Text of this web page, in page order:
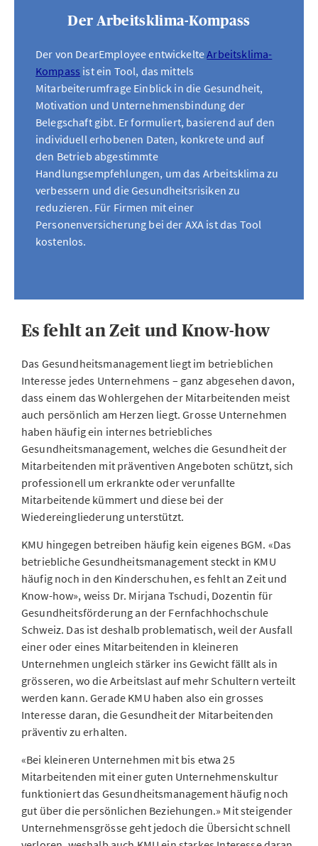
Der Arbeitsklima-Kompass
Der von DearEmployee entwickelteArbeitsklima-
Kompass ist ein Tool, das mittels
Mitarbeiterumfrage Einblick in die Gesundheit,
Motivation und Unternehmensbindung der
Belegschaft gibt. Er formuliert, basierend auf den
individuell erhobenen Daten, konkrete und auf
den Betrieb abgestimmte
Handlungsempfehlungen, um das Arbeitsklima zu
verbessern und die Gesundheitsrisiken zu
reduzieren. Für Firmen mit einer
Personenversicherung bei der AXA ist das Tool
kostenlos.
Es fehlt an Zeit und Know-how
Das Gesundheitsmanagement liegt im betrieblichen
Interesse jedes Unternehmens – ganz abgesehen davon,
dass einem das Wohlergehen der Mitarbeitenden meist
auch persönlich am Herzen liegt. Grosse Unternehmen
haben häufig ein internes betriebliches
Gesundheitsmanagement, welches die Gesundheit der
Mitarbeitenden mit präventiven Angeboten schützt, sich
professionell um erkrankte oder verunfallte
Mitarbeitende kümmert und diese bei der
Wiedereingliederung unterstützt.
KMU hingegen betreiben häufig kein eigenes BGM. «Das
betriebliche Gesundheitsmanagement steckt in KMU
häufig noch in den Kinderschuhen, es fehlt an Zeit und
Know-how», weiss Dr. Mirjana Tschudi, Dozentin für
Gesundheitsförderung an der Fernfachhochschule
Schweiz. Das ist deshalb problematisch, weil der Ausfall
einer oder eines Mitarbeitenden in kleineren
Unternehmen ungleich stärker ins Gewicht fällt als in
grösseren, wo die Arbeitslast auf mehr Schultern verteilt
werden kann. Gerade KMU haben also ein grosses
Interesse daran, die Gesundheit der Mitarbeitenden
präventiv zu erhalten.
«Bei kleineren Unternehmen mit bis etwa 25
Mitarbeitenden mit einer guten Unternehmenskultur
funktioniert das Gesundheitsmanagement häufig noch
gut über die persönlichen Beziehungen.» Mit steigender
Unternehmensgrösse geht jedoch die Übersicht schnell